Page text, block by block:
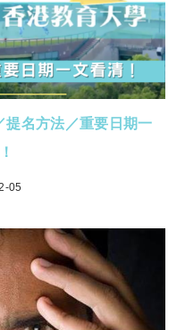
提名方法／重要日期一
05